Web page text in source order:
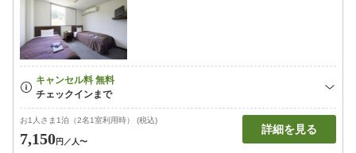
お1人さま1泊（2名1室利用時） (税込)
7,150円 ／人〜
詳細を見る